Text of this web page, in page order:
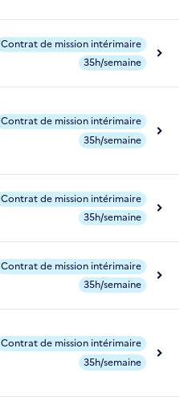
Contrat de mission intérimaire
35h/semaine
Contrat de mission intérimaire
35h/semaine
Contrat de mission intérimaire
35h/semaine
Contrat de mission intérimaire
35h/semaine
Contrat de mission intérimaire
35h/semaine